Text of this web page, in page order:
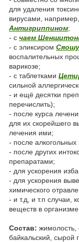
для удаления
вирусами,
Антигриппином;
- с чаем
- с эликсиром
воспалительных
варикозе;
- с таблетками
сильной
- и ещё десятки
перечислить);
- после курса
для их скорейшего
лечения ими;
- после алкогольных
- после других
препаратами;
- для ускорения
- для ускорения
химического
- и т.д, и т.п случаи,
веществ в организме.
Состав:
байкальский, сырой